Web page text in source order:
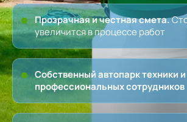
Прозрачная и честная смета.
увеличится в процессе работ
Собственный автопарк техники
профессиональных сотрудников